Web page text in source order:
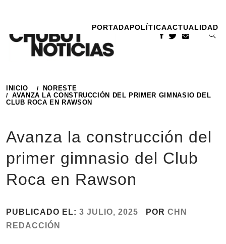
contenido
PORTADAPOLÍTICAACTUALIDAD
INICIO
NORESTE
AVANZA LA CONSTRUCCIÓN DEL PRIMER GIMNASIO DEL
CLUB ROCA EN RAWSON
Avanza la construcción del
primer gimnasio del Club
Roca en Rawson
PUBLICADO EL: 3 JULIO, 2025 POR CHN
REDACCIÓN